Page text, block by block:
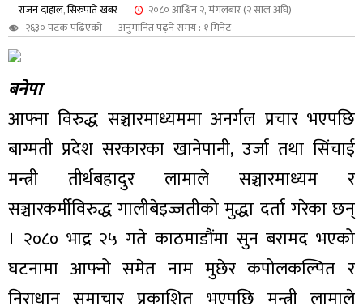
राजन दाहाल,सिरुपाते खबर
२०८० आश्विन २, मंगलबार (२ साल अघि)
२६३० पटक पढिएको
अनुमानित पढ्ने समय : १ मिनेट
बनेपा
आफ्ना विरुद्ध सञ्चारमाध्यममा अनर्गल प्रचार भएपछि
बाग्मती प्रदेश सरकारका खानेपानी, उर्जा तथा सिंचाई
मन्त्री तीर्थबहादुर लामाले सञ्चारमाध्यम र
सञ्चारकर्मीविरुद्ध गालीबेइज्जतीको मुद्धा दर्ता गरेका छन्
। २०८० भाद्र २५ गते काठमाडौंमा सुन बरामद भएको
घटनामा आफ्नो समेत नाम मुछेर कपोलकल्पित र
निराधान समाचार प्रकाशित भएपछि मन्त्री लामाले